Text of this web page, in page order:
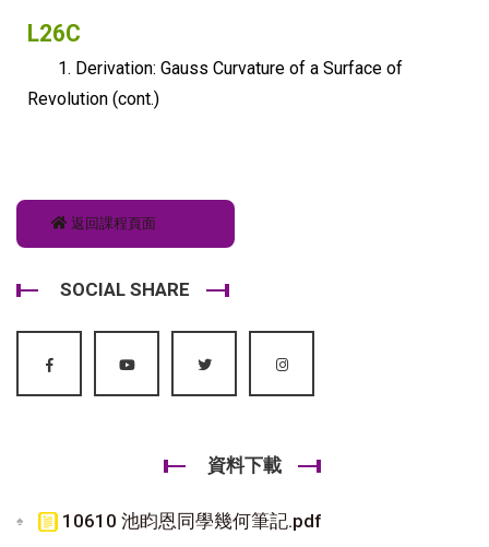
L26C
1. Derivation: Gauss Curvature of a Surface of
Revolution (cont.)
返回課程頁面
SOCIAL SHARE
資料下載
10610 池盷恩同學幾何筆記.pdf